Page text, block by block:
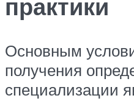
практики
Основным
получения
специализации